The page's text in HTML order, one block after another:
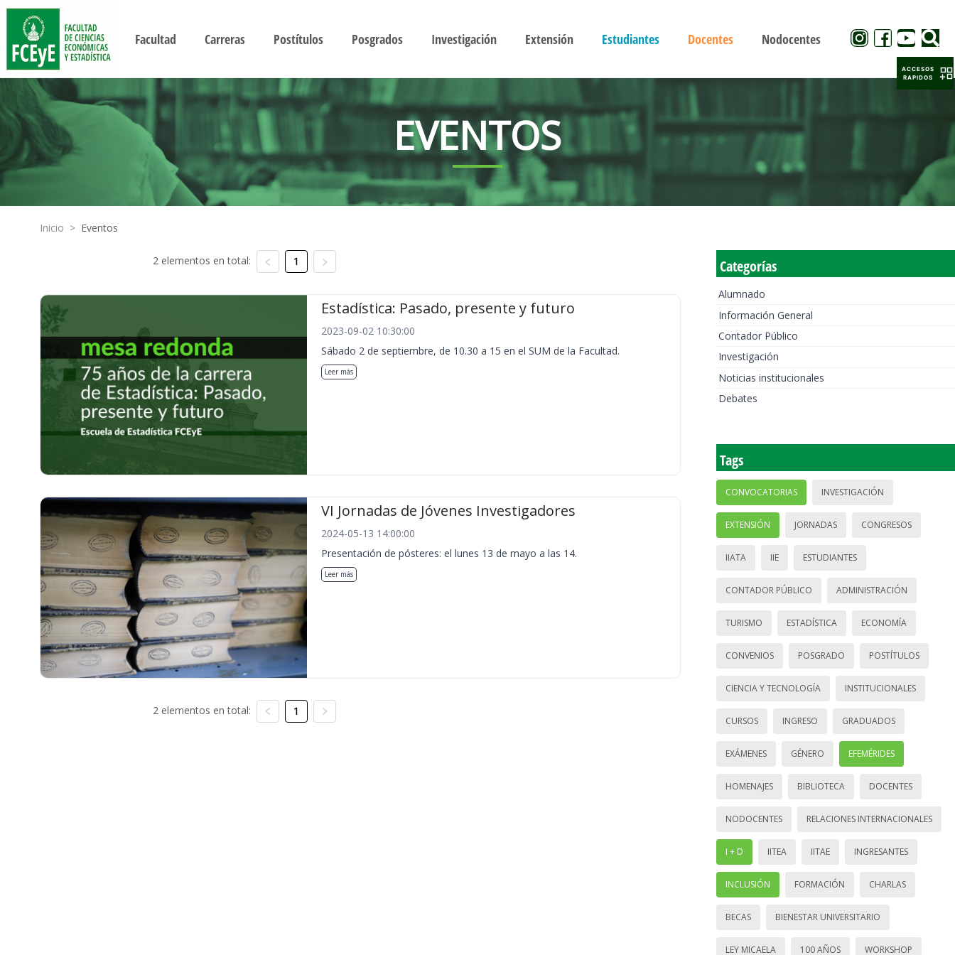
Facultad Carreras Postítulos Posgrados Investigación Extensión Estudiantes Docentes Nodocentes
EVENTOS
Inicio > Eventos
2 elementos en total: 1
Estadística: Pasado, presente y futuro
2023-09-02 10:30:00
Sábado 2 de septiembre, de 10.30 a 15 en el SUM de la Facultad.
Leer más
VI Jornadas de Jóvenes Investigadores
2024-05-13 14:00:00
Presentación de pósteres: el lunes 13 de mayo a las 14.
Leer más
2 elementos en total: 1
Categorías
Alumnado
Información General
Contador Público
Investigación
Noticias institucionales
Debates
Tags
CONVOCATORIAS INVESTIGACIÓN
EXTENSIÓN JORNADAS CONGRESOS
IIATA IIE ESTUDIANTES
CONTADOR PÚBLICO ADMINISTRACIÓN
TURISMO ESTADÍSTICA ECONOMÍA
CONVENIOS POSGRADO POSTÍTULOS
CIENCIA Y TECNOLOGÍA INSTITUCIONALES
CURSOS INGRESO GRADUADOS
EXÁMENES GÉNERO EFEMÉRIDES
HOMENAJES BIBLIOTECA DOCENTES
NODOCENTES RELACIONES INTERNACIONALES
I + D IITEA IITAE INGRESANTES
INCLUSIÓN FORMACIÓN CHARLAS
BECAS BIENESTAR UNIVERSITARIO
LEY MICAELA 100 AÑOS WORKSHOP
ACCESOS
RAPIDOS